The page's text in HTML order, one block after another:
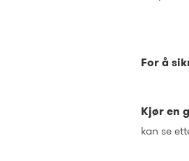
For å
Kjør en
kan se